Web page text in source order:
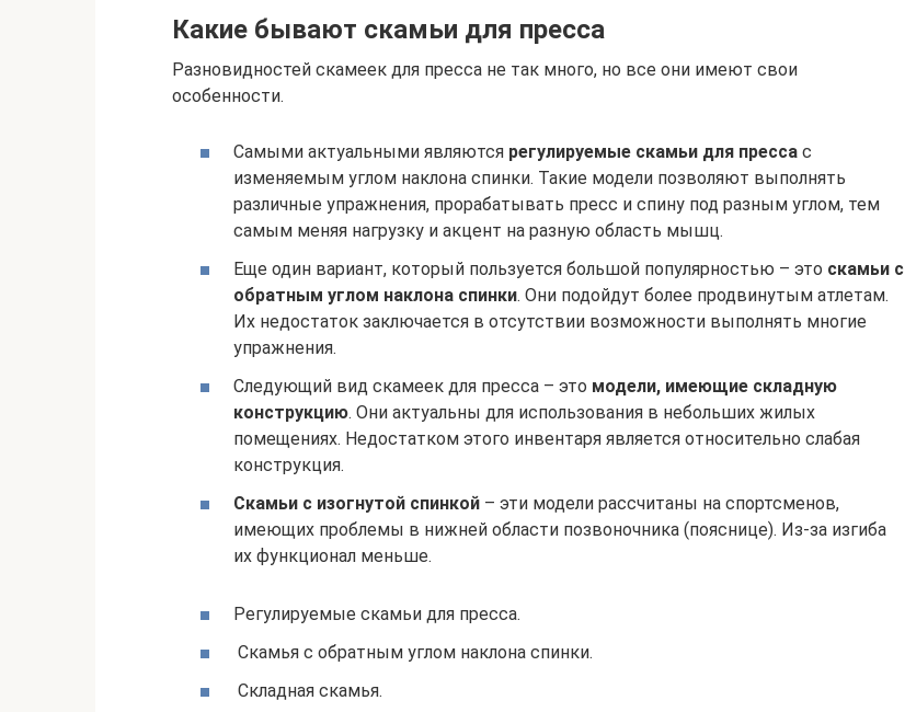
Какие бывают скамьи для пресса
Разновидностей скамеек для пресса не так много, но все они имеют свои
особенности.
Самыми актуальными являются регулируемые скамьи для пресса с
изменяемым углом наклона спинки. Такие модели позволяют выполнять
различные упражнения, прорабатывать пресс и спину под разным углом, тем
самым меняя нагрузку и акцент на разную область мышц.
Еще один вариант, который пользуется большой популярностью – это скамьи с
обратным углом наклона спинки. Они подойдут более продвинутым атлетам.
Их недостаток заключается в отсутствии возможности выполнять многие
упражнения.
Следующий вид скамеек для пресса – это модели, имеющие складную
конструкцию. Они актуальны для использования в небольших жилых
помещениях. Недостатком этого инвентаря является относительно слабая
конструкция.
Скамьи с изогнутой спинкой – эти модели рассчитаны на спортсменов,
имеющих проблемы в нижней области позвоночника (пояснице). Из-за изгиба
их функционал меньше.
Регулируемые скамьи для пресса.
Скамья с обратным углом наклона спинки.
Складная скамья.